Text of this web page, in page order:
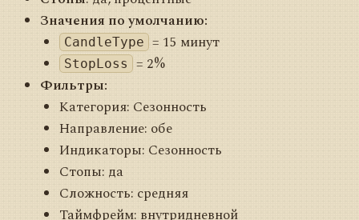
Значения по умолчанию:
CandleType = 15 минут
StopLoss = 2%
Фильтры:
Категория: Сезонность
Направление: обе
Индикаторы: Сезонность
Стопы: да
Сложность: средняя
Таймфрейм: внутридневной